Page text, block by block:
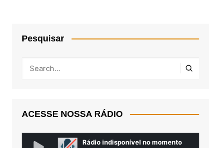
Pesquisar
ACESSE NOSSA RÁDIO